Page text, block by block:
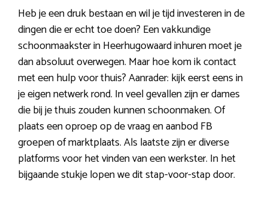
Heb je een druk bestaan en wil je tijd investeren in de
dingen die er echt toe doen? Een vakkundige
schoonmaakster in Heerhugowaard inhuren moet je
dan absoluut overwegen. Maar hoe kom ik contact
met een hulp voor thuis? Aanrader: kijk eerst eens in
je eigen netwerk rond. In veel gevallen zijn er dames
die bij je thuis zouden kunnen schoonmaken. Of
plaats een oproep op de vraag en aanbod FB
groepen of marktplaats. Als laatste zijn er diverse
platforms voor het vinden van een werkster. In het
bijgaande stukje lopen we dit stap-voor-stap door.